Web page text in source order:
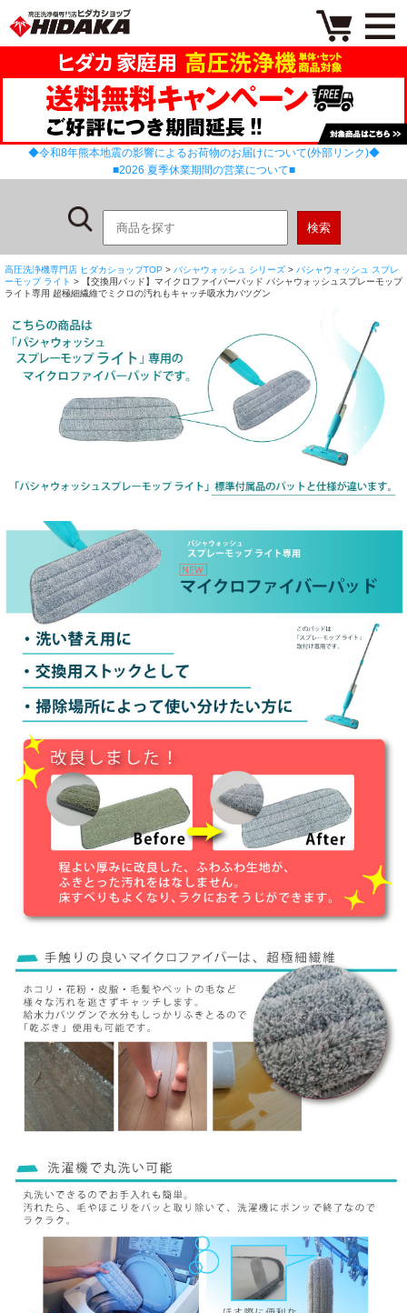
◆令和8年熊本地震の影響によるお荷物のお届けについて(外部リンク)◆
■2026 夏季休業期間の営業について■
高圧洗浄機専門店 ヒダカショップTOP > パシャウォッシュ シリーズ > パシャウォッシュ スプレ
ーモップ ライト > 【交換用パッド】マイクロファイバーパッド パシャウォッシュスプレーモップ
ライト専用 超極細繊維でミクロの汚れもキャッチ吸水力バツグン